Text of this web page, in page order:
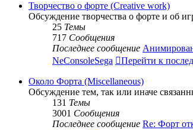
Творчество о форте (Creative work)
Обсуждение творчества о форте и об
25 Темы
717 Сообщения
Последнее сообщение
NeConsoleSega
Перейти к
Около Форта (Miscellaneous)
Обсуждение тем, так или иначе
131 Темы
3001 Сообщения
Последнее сообщение Re: Форт